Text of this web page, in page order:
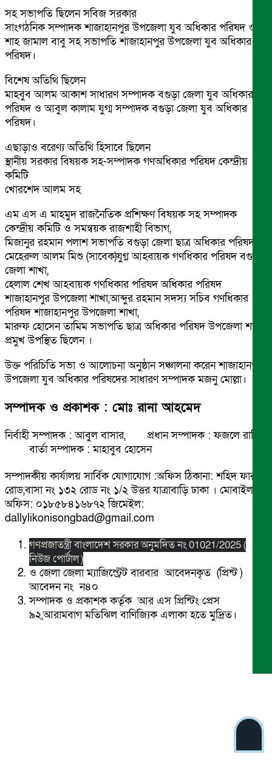
সহ সভাপতি ছিলেন সবিজ সরকার
সাংগঠনিক সম্পাদক শাজাহানপুর উপজেলা যুব অধিকার পরিষদ ও
শাহ জামাল বাবু সহ সভাপতি শাজাহানপুর উপজেলা যুব অধিকার
পরিষদ।
বিশেষ অতিথি ছিলেন
মাহবুব আলম আকাশ সাধারণ সম্পাদক বগুড়া জেলা যুব অধিকার
পরিষদ ও আবুল কালাম যুগ্ম সম্পাদক বগুড়া জেলা যুব অধিকার
পরিষদ।
এছাড়াও বরেণ্য অতিথি হিসাবে ছিলেন
স্থানীয় সরকার বিষয়ক সহ-সম্পাদক গণঅধিকার পরিষদ কেন্দ্রীয়
কমিটি
খোরশেদ আলম সহ
এম এস এ মাহমুদ রাজনৈতিক প্রশিক্ষণ বিষয়ক সহ সম্পাদক
কেন্দ্রীয় কমিটি ও সমন্বয়ক রাজশাহী বিভাগ,
মিজানুর রহমান পলাশ সভাপতি বগুড়া জেলা ছাত্র অধিকার পরিষদ,
মেহেরুল আলম মিশু (সাবেক)যুগ্ন আহবায়ক গণধিকার পরিষদ বগুড়া
জেলা শাখা,
হেলাল শেখ আহবায়ক গণধিকার পরিষদ অধিকার পরিষদ
শাজাহানপুর উপজেলা শাখা,আব্দুর রহমান সদস্য সচিব গণধিকার
পরিষদ শাজাহানপুর উপজেলা শাখা,
মারুফ হোসেন তামিম সভাপতি ছাত্র অধিকার পরিষদ উপজেলা শাখা
প্রমুখ উপস্থিত ছিলেন ।
উক্ত পরিচিতি সভা ও আলোচনা অনুষ্ঠান সঞ্চালনা করেন শাজাহানপুর
উপজেলা যুব অধিকার পরিষদের সাধারণ সম্পাদক মজনু মোল্লা।
সম্পাদক ও প্রকাশক : মোঃ রানা আহমেদ
নির্বাহী সম্পাদক : আবুল বাসার, প্রধান সম্পাদক : ফজলে রাব্বি
বার্তা সম্পাদক : মাহাবুব হোসেন
সম্পাদকীয় কার্যালয় সার্বিক যোগাযোগ :অফিস ঠিকানা: শহিদ ফারুক
রোড,বাসা নং ১৩২ রোড নং ১/২ উত্তর যাত্রাবাড়ি ঢাকা । মোবাইল
অফিস: ০১৮৫৮৪১৬৮৭২ জিমেইল:
dallylikonisongbad@gmail.com
গণপ্রজাতন্ত্রী বাংলাদেশ সরকার অনুমদিত নং 01021/2025 (
নিউজ পোর্টাল )
ও জেলা জেলা ম্যাজিস্ট্রেট বারবার আবেদনকৃত (প্রিন্ট )
আবেদন নং ন৪০
সম্পাদক ও প্রকাশক কর্তৃক আর এস প্রিন্টিং প্রেস
৯২,আরামবাগ মতিঝিল বাণিজ্যিক এলাকা হতে মুদ্রিত।